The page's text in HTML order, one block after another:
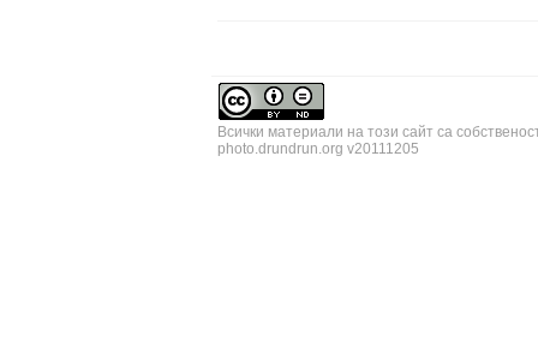
Всички материали на този сайт са
photo.drundrun.org v20111205